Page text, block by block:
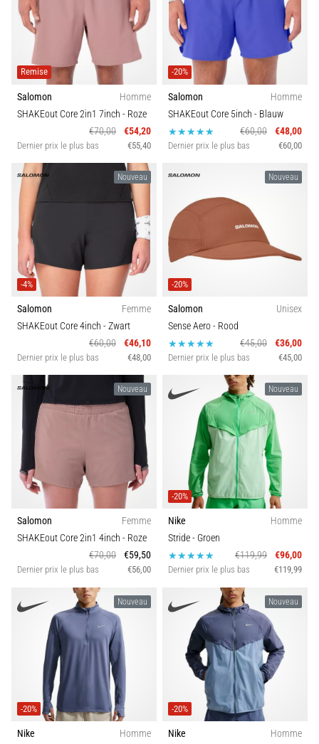
Remise
Salomon
Homme
SHAKEout Core 2in1 7inch - Roze
€70,00
€54,20
Dernier prix le plus bas €55,40
-20%
Salomon
Homme
SHAKEout Core 5inch - Blauw
€60,00
€48,00
Dernier prix le plus bas €60,00
Nouveau
-4%
Salomon
Femme
SHAKEout Core 4inch - Zwart
€60,00
€46,10
Dernier prix le plus bas €48,00
Nouveau
-20%
Salomon
Unisex
Sense Aero- Rood
€45,00
€36,00
Dernier prix le plus bas €45,00
Nouveau
Salomon
Femme
SHAKEout Core 2in1 4inch - Roze
€70,00
€59,50
Dernier prix le plus bas €56,00
Nouveau
-20%
Nike
Homme
Stride- Groen
€119,99
€96,00
Dernier prix le plus bas €119,99
Nouveau
-20%
Nike
Homme
Nouveau
-20%
Nike
Homme